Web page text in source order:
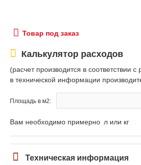
Товар под заказ
Калькулятор расходов
(расчет производится в соответствии
в технической информации
Площадь в м2:
Вам необходимо примерно л или кг
Техническая информация